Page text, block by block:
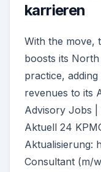
karrieren
With the move,
boosts its
practice,
revenues to its
Advisory Jobs
Aktuell 24
Aktualisierung:
Consultant (m/